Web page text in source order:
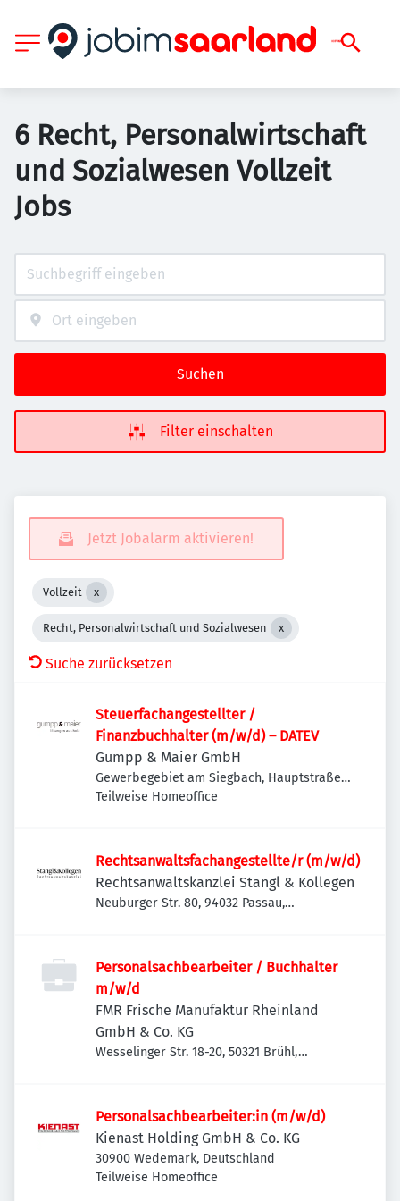
6 Recht, Personalwirtschaft
und Sozialwesen Vollzeit
Jobs
Suchen
Filter einschalten
Jetzt Jobalarm aktivieren!
Vollzeit
Recht, Personalwirtschaft und Sozialwesen
Suche zurücksetzen
Steuerfachangestellter /
Finanzbuchhalter (m/w/d) – DATEV
Gumpp & Maier GmbH
Gewerbegebiet am Siegbach, Hauptstraße
65, 86637 Binswangen, Deutschland
Teilweise Homeoffice
Rechtsanwaltsfachangestellte/r (m/w/d)
Rechtsanwaltskanzlei Stangl & Kollegen
Neuburger Str. 80, 94032 Passau,
Personalsachbearbeiter / Buchhalter
m/w/d
FMR Frische Manufaktur Rheinland
GmbH & Co. KG
Wesselinger Str. 18-20, 50321 Brühl,
Personalsachbearbeiter:in (m/w/d)
Kienast Holding GmbH & Co. KG
30900 Wedemark, Deutschland
Teilweise Homeoffice